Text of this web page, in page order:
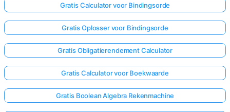
Gratis Calculator voor Bindingsorde
Gratis Oplosser voor Bindingsorde
Gratis Obligatierendement Calculator
Gratis Calculator voor Boekwaarde
Gratis Boolean Algebra Rekenmachine